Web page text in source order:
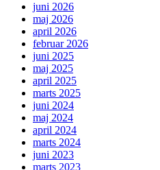
juni 2026
maj 2026
april 2026
februar 2026
juni 2025
maj 2025
april 2025
marts 2025
juni 2024
maj 2024
april 2024
marts 2024
juni 2023
marts 2023